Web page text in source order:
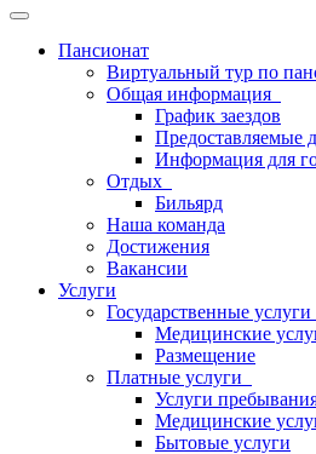
Пансионат
Виртуальный тур по
Общая информация
График заездов
Предоставляемые
Информация для
Отдых
Бильярд
Наша команда
Достижения
Вакансии
Услуги
Государственные услуги
Медицинские
Размещение
Платные услуги
Услуги
Медицинские
Бытовые услуги